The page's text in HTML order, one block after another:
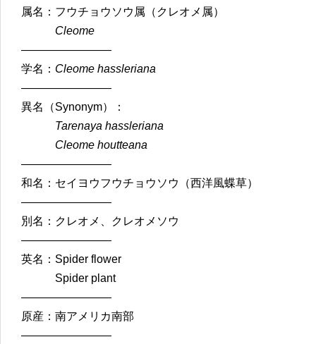
属名：フウチョウソウ属（クレオメ属）
Cleome
————————
学名： Cleome hassleriana
————————
異名（Synonym）：
Tarenaya hassleriana
Cleome houtteana
————————
和名：セイヨウフウチョウソウ（西洋風蝶草）
————————
別名：クレオメ、クレオメソウ
————————
英名：Spider flower
Spider plant
————————
原産：南アメリカ南部
————————